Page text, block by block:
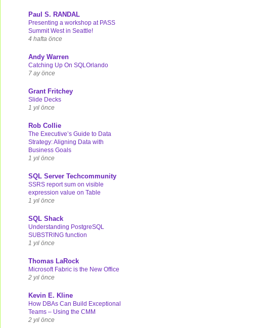
Paul S. RANDAL
Presenting a workshop at PASS
Summit West in Seattle!
4 hafta önce
Andy Warren
Catching Up On SQLOrlando
7 ay önce
Grant Fritchey
Slide Decks
1 yıl önce
Rob Collie
The Executive’s Guide to Data
Strategy: Aligning Data with
Business Goals
1 yıl önce
SQL Server Techcommunity
SSRS report sum on visible
expression value on Table
1 yıl önce
SQL Shack
Understanding PostgreSQL
SUBSTRING function
1 yıl önce
Thomas LaRock
Microsoft Fabric is the New Office
2 yıl önce
Kevin E. Kline
How DBAs Can Build Exceptional
Teams – Using the CMM
2 yıl önce